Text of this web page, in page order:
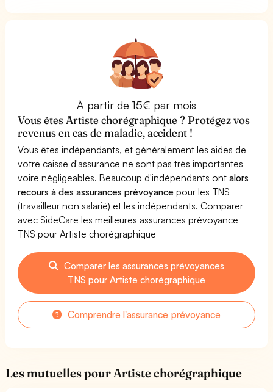
À partir de 15€ par mois
Vous êtes Artiste chorégraphique ? Protégez vos
revenus en cas de maladie, accident !
Vous êtes indépendants, et généralement les aides de
votre caisse d'assurance ne sont pas très importantes
voire négligeables. Beaucoup d'indépendants ontalors
recours à des assurances prévoyance pour les TNS
(travailleur non salarié) et les indépendants. Comparer
avec SideCare les meilleures assurances prévoyance
TNS pour Artiste chorégraphique
Comparer les assurances prévoyances
TNS pour Artiste chorégraphique
Comprendre l'assurance prévoyance
Les mutuelles pour Artiste chorégraphique